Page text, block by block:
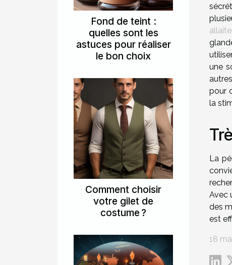
Fond de teint :
quelles sont les
astuces pour réaliser
le bon choix
Comment choisir
votre gilet de
costume ?
une
pour
la
La
Avec
des
est
18